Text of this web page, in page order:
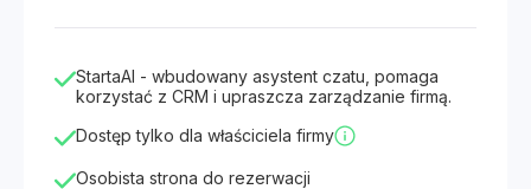
StartaAI - wbudowany asystent czatu, pomaga
korzystać z CRM i upraszcza zarządzanie firmą.
Dostęp tylko dla właściciela firmy
Osobista strona do rezerwacji